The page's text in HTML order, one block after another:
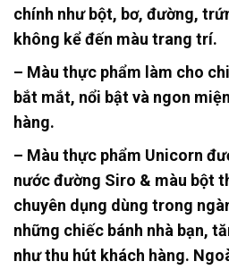
chính như bột, bơ, đường,
không kể đến màu trang trí.
– Màu thực phẩm làm cho
bắt mắt, nổi bật và ngon
hàng.
– Màu thực phẩm Unicorn
nước đường Siro & màu bột
chuyên dụng dùng trong
những chiếc bánh nhà bạn,
như thu hút khách hàng.